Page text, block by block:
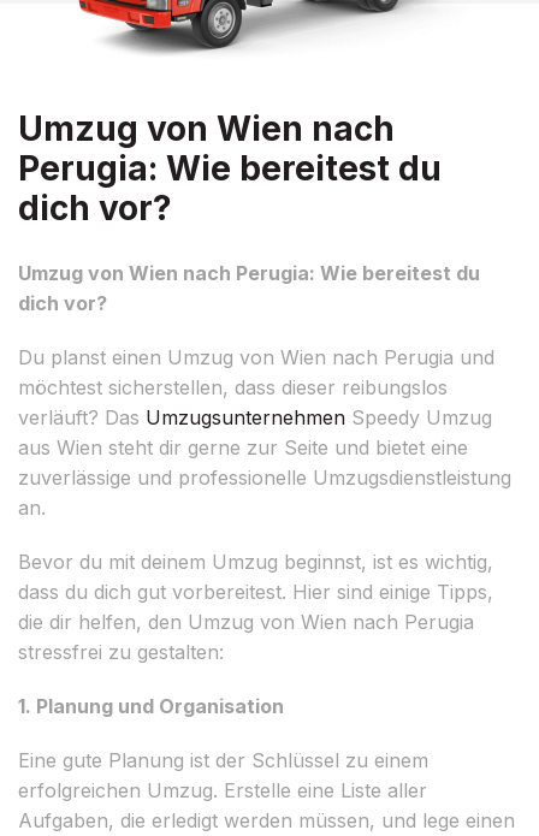
Umzug von Wien nach
Perugia: Wie bereitest du
dich vor?
Umzug von Wien nach Perugia: Wie bereitest du
dich vor?
Du planst einen Umzug von Wien nach Perugia und
möchtest sicherstellen, dass dieser reibungslos
verläuft? Das Umzugsunternehmen Speedy Umzug
aus Wien steht dir gerne zur Seite und bietet eine
zuverlässige und professionelle Umzugsdienstleistung
an.
Bevor du mit deinem Umzug beginnst, ist es wichtig,
dass du dich gut vorbereitest. Hier sind einige Tipps,
die dir helfen, den Umzug von Wien nach Perugia
stressfrei zu gestalten:
1. Planung und Organisation
Eine gute Planung ist der Schlüssel zu einem
erfolgreichen Umzug. Erstelle eine Liste aller
Aufgaben, die erledigt werden müssen, und lege einen